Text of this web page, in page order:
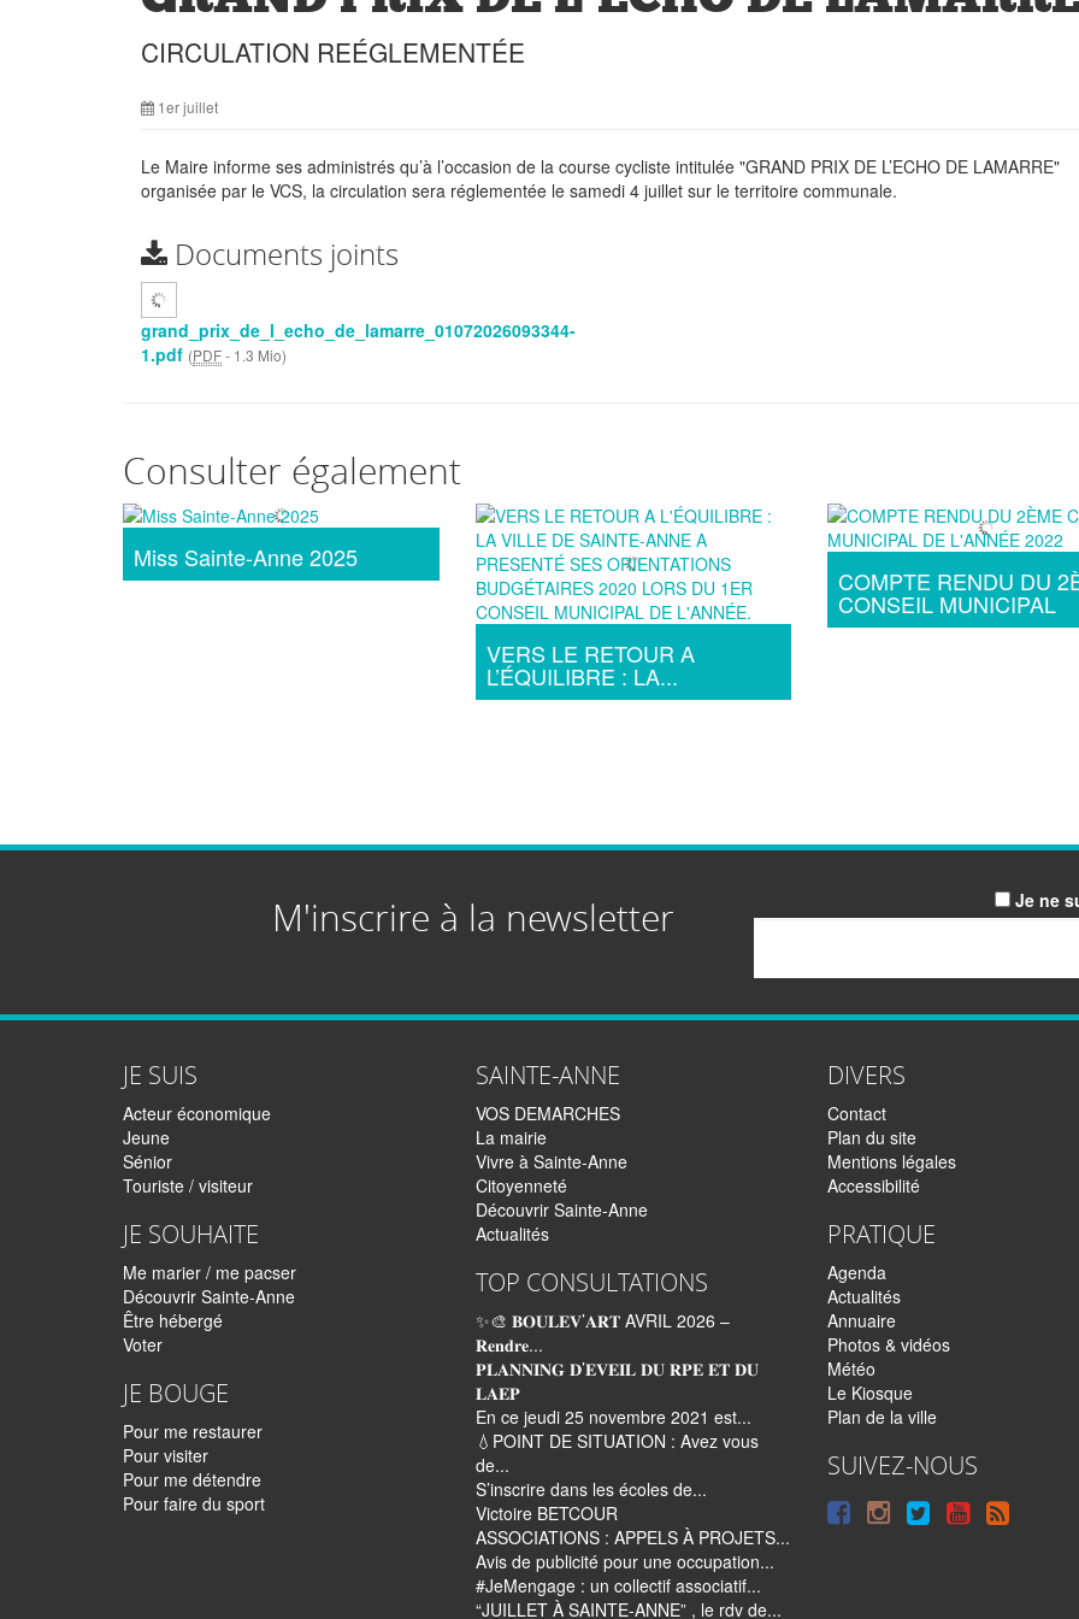
CIRCULATION REÉGLEMENTÉE
1er juillet
Le Maire informe ses administrés qu’à l’occasion de la course cycliste intitulée "GRAND PRIX DE L’ECHO DE LAMARRE"
organisée par le VCS, la circulation sera réglementée le samedi 4 juillet sur le territoire communale.
Documents joints
grand_prix_de_l_echo_de_lamarre_01072026093344-
1.pdf (PDF- 1.3 Mio)
Consulter également
Miss Sainte-Anne 2025
VERS LE RETOUR A
L’ÉQUILIBRE : LA...
COMPTE RENDU DU
CONSEIL MUNICIPAL
M'inscrire à la newsletter
Je ne
JE SUIS
Acteur économique
Jeune
Sénior
Touriste / visiteur
JE SOUHAITE
Me marier / me pacser
Découvrir Sainte-Anne
Être hébergé
Voter
JE BOUGE
Pour me restaurer
Pour visiter
Pour me détendre
Pour faire du sport
SAINTE-ANNE
VOS DEMARCHES
La mairie
Vivre à Sainte-Anne
Citoyenneté
Découvrir Sainte-Anne
Actualités
TOP CONSULTATIONS
✨🎨 𝐁𝐎𝐔𝐋𝐄𝐕’𝐀𝐑𝐓 AVRIL 2026 –
𝐑𝐞𝐧𝐝𝐫𝐞...
𝐏𝐋𝐀𝐍𝐍𝐈𝐍𝐆 𝐃’𝐄𝐕𝐄𝐈𝐋 𝐃𝐔 𝐑𝐏𝐄 𝐄𝐓 𝐃𝐔
𝐋𝐀𝐄𝐏
En ce jeudi 25 novembre 2021 est...
💧POINT DE SITUATION : Avez vous
de...
S’inscrire dans les écoles de...
Victoire BETCOUR
ASSOCIATIONS : APPELS À PROJETS...
Avis de publicité pour une occupation...
#JeMengage : un collectif associatif...
“JUILLET À SAINTE-ANNE” , le rdv de...
DIVERS
Contact
Plan du site
Mentions légales
Accessibilité
PRATIQUE
Agenda
Actualités
Annuaire
Photos & vidéos
Météo
Le Kiosque
Plan de la ville
SUIVEZ-NOUS
SuivreSuivreSuivre